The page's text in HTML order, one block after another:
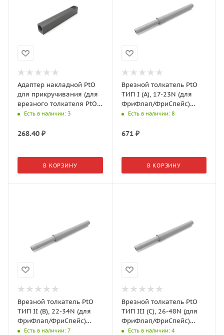
Адаптер накладной PtO
для прикручивания (для
врезного толкателя PtO)
2720757035
Есть в наличии: 3
268.40 ₽
В КОРЗИНУ
Врезной толкатель PtO
ТИП I (A), 17-23N (для
ФриФлап/ФриСпейс)
2720727035
Есть в наличии: 8
671₽
В КОРЗИНУ
Врезной толкатель PtO
ТИП II (B), 22-34N (для
ФриФлап/ФриСпейс)
2720737035
Есть в наличии: 7
Врезной толкатель PtO
ТИП III (C), 26-48N (для
ФриФлап/ФриСпейс)
2720747035
Есть в наличии: 4